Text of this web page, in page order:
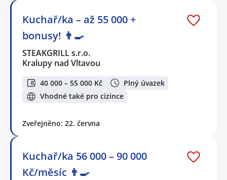
Kuchař/ka – až 55 000 +
bonusy! 👨‍🍳
STEAKGRILL s.r.o.
Kralupy nad Vltavou
40 000 – 55 000 Kč
Plný úvazek
Vhodné také pro cizince
Zveřejněno: 22. června
Kuchař/ka 56 000 – 90 000
Kč/měsíc 👨‍🍳